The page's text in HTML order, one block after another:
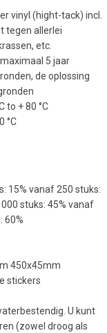
vinyl (hight-tack) incl.
tegen allerlei
etc.
5 jaar
de oplossing
to + 80 °C
°C
15% vanaf 250 stuks:
stuks: 45% vanaf
60%
450x45mm
stickers
U kunt
(zowel droog als